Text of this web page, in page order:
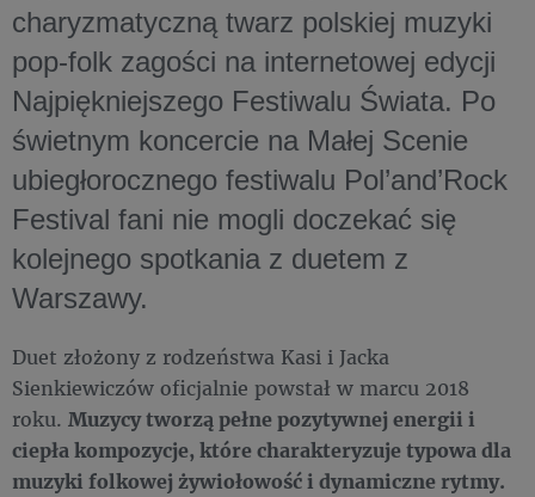
charyzmatyczną twarz polskiej muzyki
pop-folk zagości na internetowej edycji
Najpiękniejszego Festiwalu Świata. Po
świetnym koncercie na Małej Scenie
ubiegłorocznego festiwalu Pol’and’Rock
Festival fani nie mogli doczekać się
kolejnego spotkania z duetem z
Warszawy.
Duet złożony z rodzeństwa Kasi i Jacka
Sienkiewiczów oficjalnie powstał w marcu 2018
roku. Muzycy tworzą pełne pozytywnej energii i
ciepła kompozycje, które charakteryzuje typowa dla
muzyki folkowej żywiołowość i dynamiczne rytmy.